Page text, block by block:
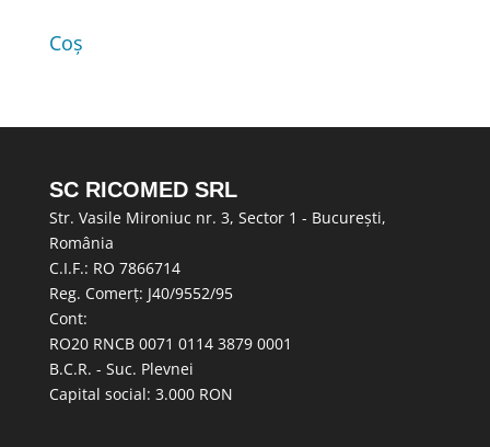
Coș
SC RICOMED SRL
Str. Vasile Mironiuc nr. 3, Sector 1 - București,
România
C.I.F.: RO 7866714
Reg. Comerț: J40/9552/95
Cont:
RO20 RNCB 0071 0114 3879 0001
B.C.R. - Suc. Plevnei
Capital social: 3.000 RON